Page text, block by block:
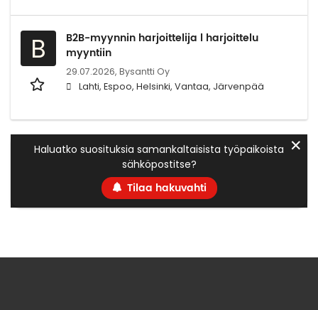
B
B2B-myynnin harjoittelija l harjoittelu
myyntiin
29.07.2026, Bysantti Oy
Lahti, Espoo, Helsinki, Vantaa, Järvenpää
Haluatko suosituksia samankaltaisista työpaikoista
sähköpostitse?
Tilaa hakuvahti
✕